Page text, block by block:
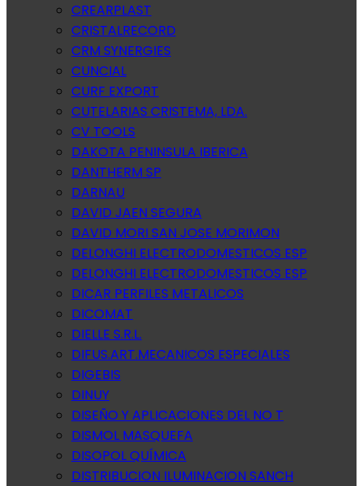
CREARPLAST
CRISTALRECORD
CRM SYNERGIES
CUNCIAL
CURF EXPORT
CUTELARIAS CRISTEMA, LDA.
CV TOOLS
DAKOTA PENINSULA IBERICA
DANTHERM SP
DARNAU
DAVID JAEN SEGURA
DAVID MORI SAN JOSE MORIMON
DELONGHI ELECTRODOMESTICOS ESP
DELONGHI ELECTRODOMESTICOS ESP
DICAR PERFILES METALICOS
DICOMAT
DIELLE S.R.L.
DIFUS.ART.MECANICOS ESPECIALES
DIGEBIS
DINUY
DISEÑO Y APLICACIONES DEL NO T
DISMOL MASQUEFA
DISOPOL QUÍMICA
DISTRIBUCION ILUMINACION SANCH